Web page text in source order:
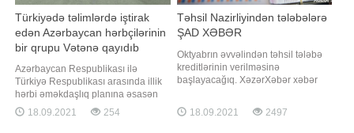
Türkiyədə təlimlərdə iştirak
edən Azərbaycan hərbçilərinin
bir qrupu Vətənə qayıdıb
Azərbaycan Respublikası ilə
Türkiyə Respublikası arasında illik
hərbi əməkdaşlıq planına əsasən
keçirilən "TurAz Şahini - 2021" birgə
taktiki-uçuş təlimində iştirak edən
18.09.2021 254
Təhsil Nazirliyindən tələbələrə
ŞAD XƏBƏR
Oktyabrın əvvəlindən təhsil tələbə
kreditlərinin verilməsinə
başlayacağıq. XəzərXəbər xəbər
Elm, ali və orta ixtisas təhsili
şöbəsinin müdiri Nicat Məmmədli
18.09.2021 2497